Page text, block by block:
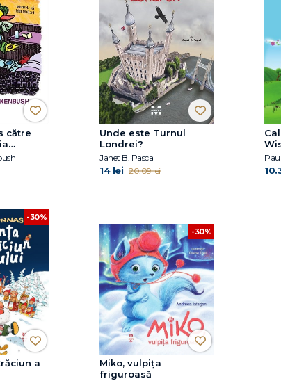
către
Unde este Turnul
Londrei?
Janet B. Pascal
14 lei 20.09 lei
-30%
a
-30%
Miko, vulpița
friguroasă